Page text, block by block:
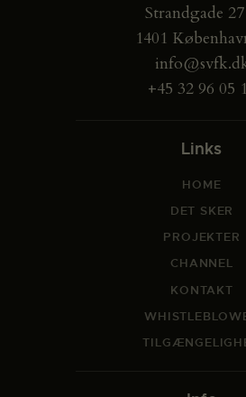
Strandgade
1401
+45 32 96 05
Links
HOME
DET SKER
PROJEKTER
CHANNEL
KONTAKT